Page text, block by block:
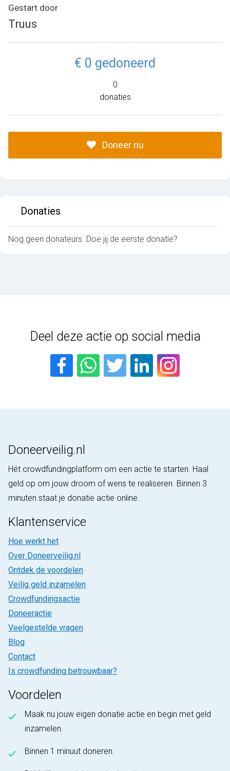
Gestart door
Truus
€ 0 gedoneerd
0
donaties
Doneer nu
Donaties
Nog geen donateurs. Doe jij de eerste donatie?
Deel deze actie op social media
Doneerveilig.nl
Hét crowdfundingplatform om een actie te starten. Haal
geld op om jouw droom of wens te realiseren. Binnen 3
minuten staat je donatie actie online.
Klantenservice
Hoe werkt het
Over Doneerveilig.nl
Ontdek de voordelen
Veilig geld inzamelen
Crowdfundingsactie
Doneeractie
Veelgestelde vragen
Blog
Contact
Is crowdfunding betrouwbaar?
Voordelen
Maak nu jouw eigen donatie actie en begin met geld
inzamelen.
Binnen 1 minuut doneren.